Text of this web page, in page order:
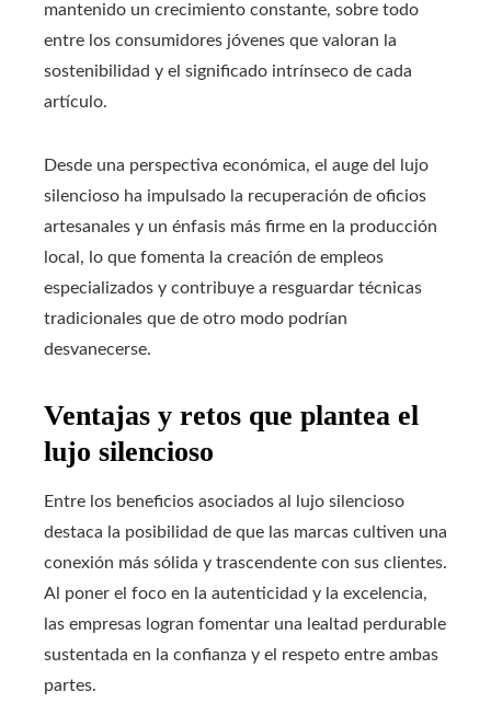
mantenido un crecimiento constante, sobre todo
entre los consumidores jóvenes que valoran la
sostenibilidad y el significado intrínseco de cada
artículo.
Desde una perspectiva económica, el auge del lujo
silencioso ha impulsado la recuperación de oficios
artesanales y un énfasis más firme en la producción
local, lo que fomenta la creación de empleos
especializados y contribuye a resguardar técnicas
tradicionales que de otro modo podrían
desvanecerse.
Ventajas y retos que plantea el
lujo silencioso
Entre los beneficios asociados al lujo silencioso
destaca la posibilidad de que las marcas cultiven una
conexión más sólida y trascendente con sus clientes.
Al poner el foco en la autenticidad y la excelencia,
las empresas logran fomentar una lealtad perdurable
sustentada en la confianza y el respeto entre ambas
partes.